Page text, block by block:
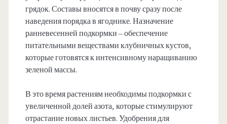
грядок. Составы вносятся в почву сразу после
наведения порядка в ягоднике. Назначение
ранневесенней подкормки – обеспечение
питательными веществами клубничных кустов,
которые готовятся к интенсивному наращиванию
зеленой массы.
В это время растениям необходимы подкормки с
увеличенной долей азота, которые стимулируют
отрастание новых листьев. Удобрения для